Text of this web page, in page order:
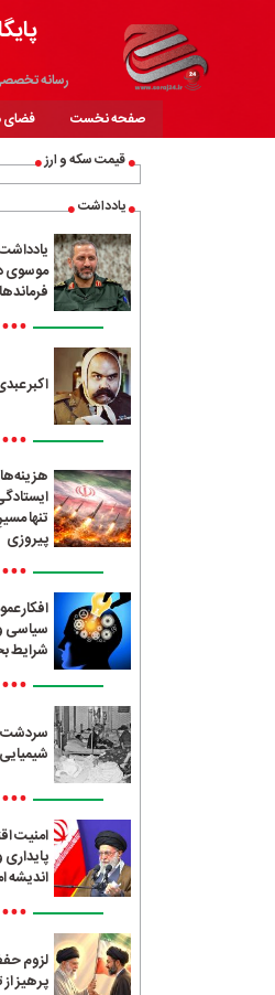
رسانه
صفحه نخست فضای
قیمت سکه و ارز
یادداشت
موسوی
•••
اکبر
•••
تنها
پیروزی
•••
افکار
سیاسی
شرایط
•••
•••
امنیت
پایداری
اندیشه
•••
لزوم
پرهیز